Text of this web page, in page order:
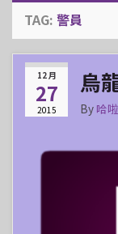
TAG: 警員
12 月
27
2015
烏
By 哈